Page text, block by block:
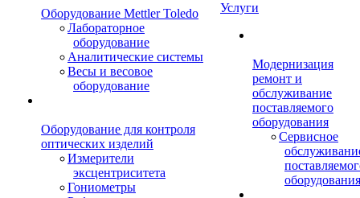
Оборудование Mettler Toledo
Лабораторное
оборудование
Аналитические системы
Весы и весовое
оборудование
Оборудование для контроля
оптических изделий
Измерители
эксцентриситета
Гониометры
Услуги
Модернизация
ремонт и
обслуживание
поставляемого
оборудования
Сервисное
оборудования